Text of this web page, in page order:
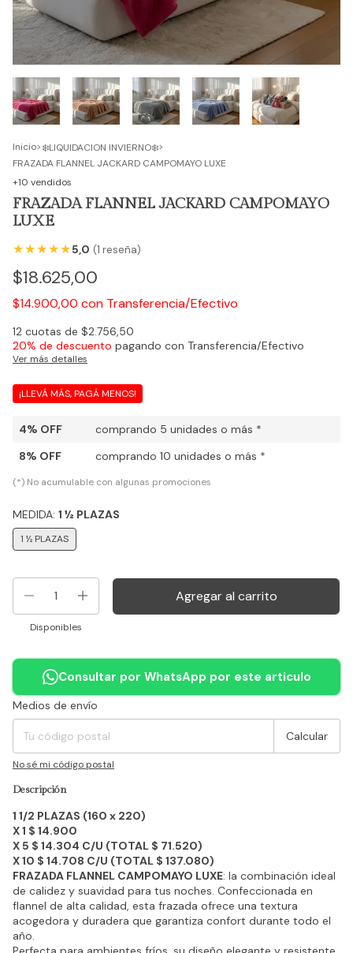
Inicio>❄️LIQUIDACION INVIERNO❄️>
FRAZADA FLANNEL JACKARD CAMPOMAYO LUXE
+10 vendidos
FRAZADA FLANNEL JACKARD CAMPOMAYO
LUXE
★★★★★5,0 (1 reseña)
$18.625,00
$14.900,00 con Transferencia/Efectivo
12 cuotas de $2.756,50
20% de descuento pagando con Transferencia/Efectivo
Ver más detalles
¡LLEVÁ MÁS, PAGÁ MENOS!
4% OFF
comprando 5 unidades o más *
8% OFF
comprando 10 unidades o más *
(*) No acumulable con algunas promociones
MEDIDA: 1 ½ PLAZAS
1 ½ PLAZAS
Disponibles
Consultar por WhatsApp por este articulo
Entregas para el CP:
Medios de envío
Calcular
No sé mi código postal
Descripción
1 1/2 PLAZAS (160 x 220)
X 1 $ 14.900
X 5 $ 14.304 C/U (TOTAL $ 71.520)
X 10 $ 14.708 C/U (TOTAL $ 137.080)
FRAZADA FLANNEL CAMPOMAYO LUXE: la combinación ideal
de calidez y suavidad para tus noches. Confeccionada en
flannel de alta calidad, esta frazada ofrece una textura
acogedora y duradera que garantiza confort durante todo el
año.